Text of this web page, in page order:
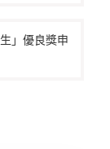
」優良獎申